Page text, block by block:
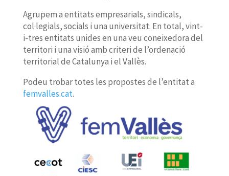
Agrupem a entitats empresarials, sindicals,
col·legials, socials i una universitat. En total, vint-
i-tres entitats unides en una veu coneixedora del
territori i una visió amb criteri de l’ordenació
territorial de Catalunya i el Vallès.
Podeu trobar totes les propostes de l’entitat a
femvalles.cat.